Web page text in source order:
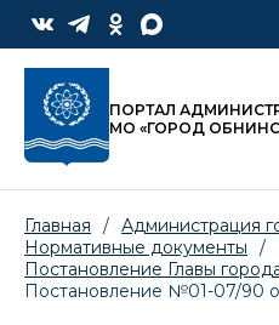
ПОРТАЛ
МО «ГОРОД
Главная / Администрация
Нормативные документы
/
Постановление Главы
Постановление №01-07/90